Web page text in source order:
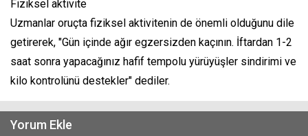
Fiziksel aktivite
Uzmanlar oruçta fiziksel aktivitenin de önemli olduğunu dile
getirerek, "Gün içinde ağır egzersizden kaçının. İftardan 1-2
saat sonra yapacağınız hafif tempolu yürüyüşler sindirimi ve
kilo kontrolünü destekler" dediler.
Yorum Ekle